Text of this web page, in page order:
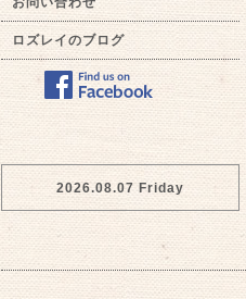
ロズレイのブログ
2026.08.07 Friday